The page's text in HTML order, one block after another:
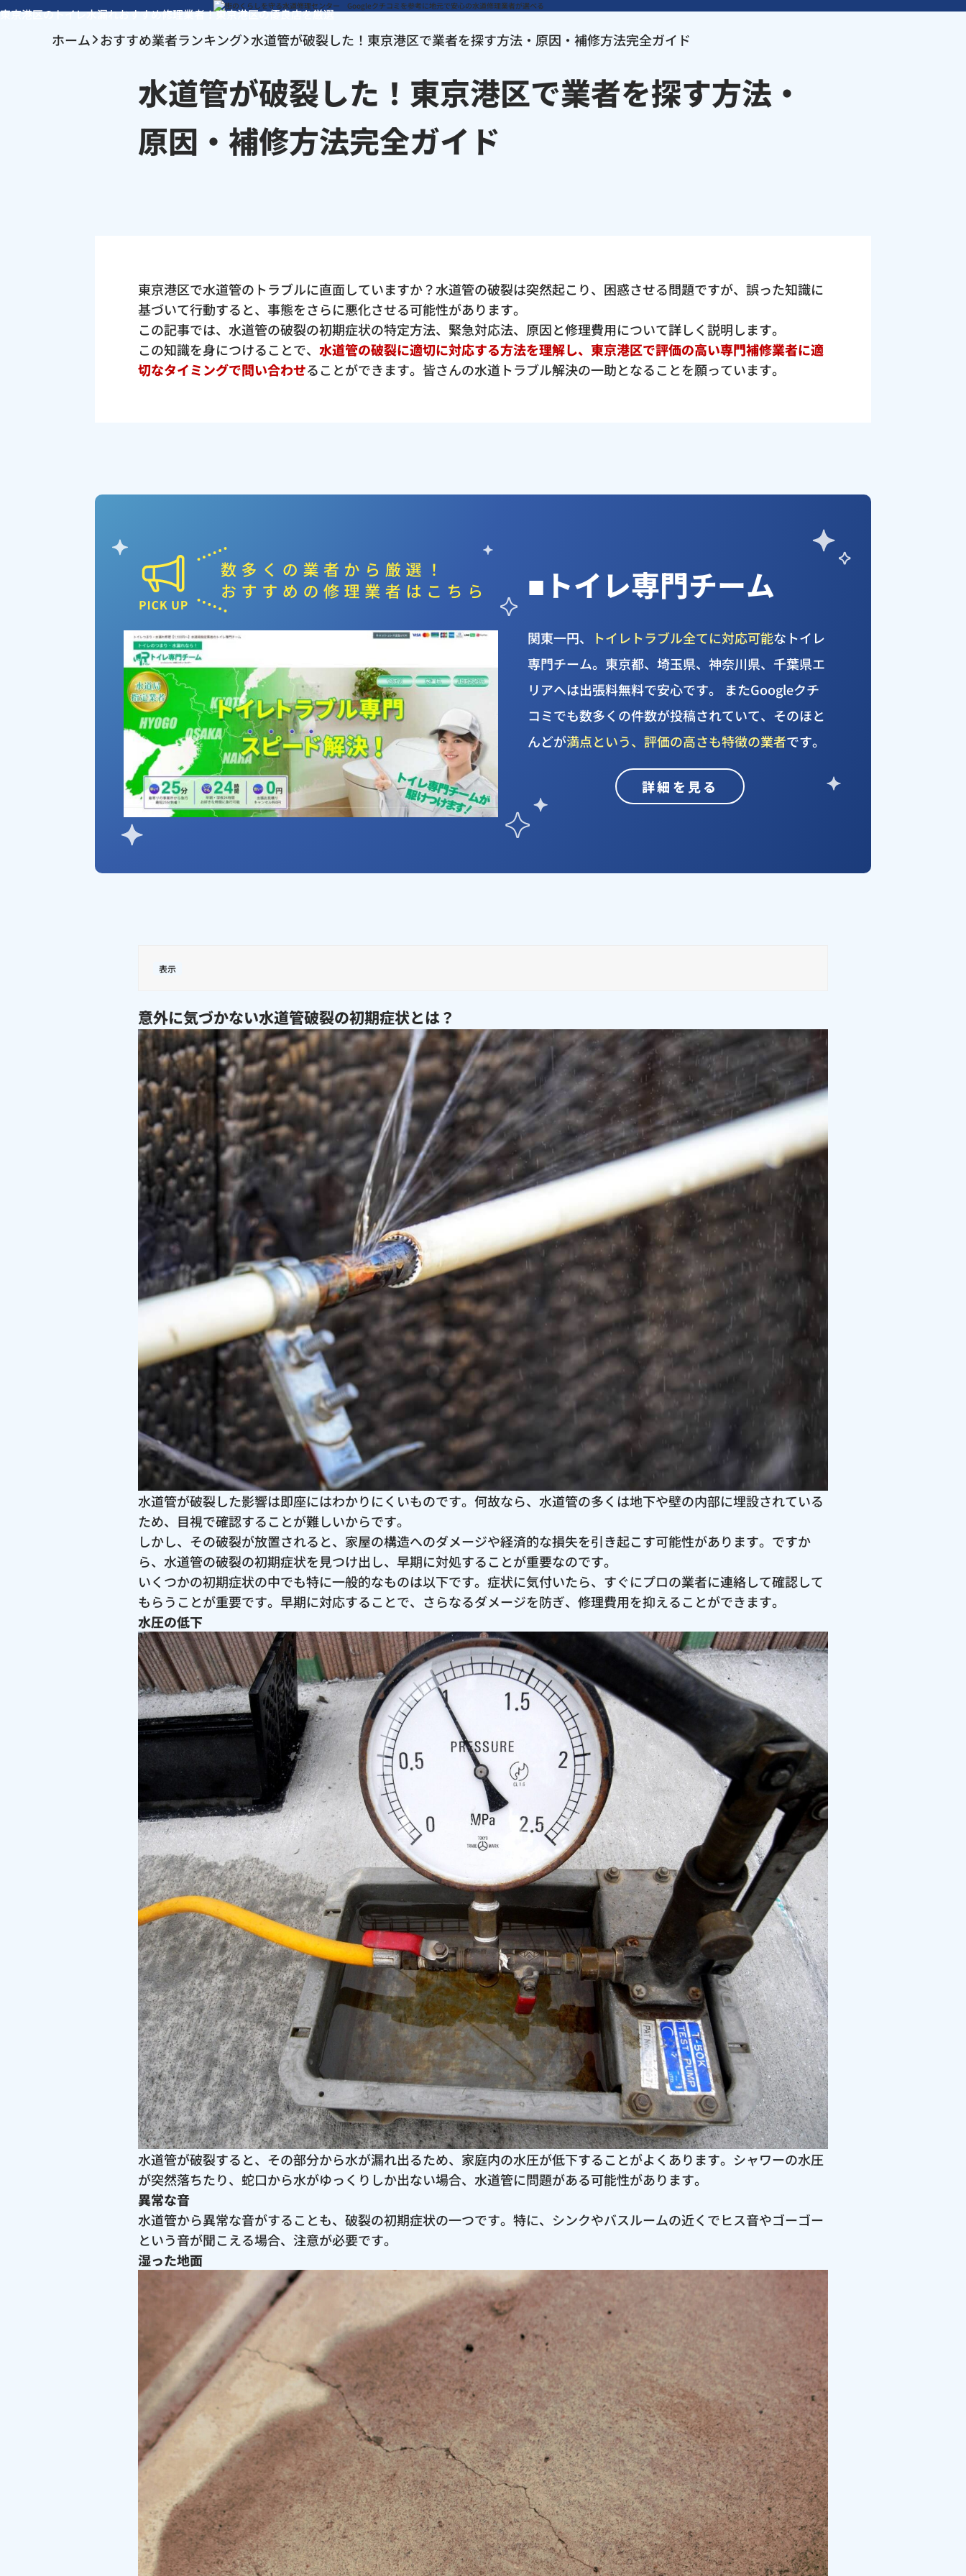
東京港区のトイレ水漏れおすすめ修理業者！東京港区の優良店を厳選
ホーム おすすめ業者ランキング 水道管が破裂した！東京港区で業者を探す方法・原因・補修方法完全ガイド
水道管が破裂した！東京港区で業者を探す方法・
原因・補修方法完全ガイド
東京港区で水道管のトラブルに直面していますか？水道管の破裂は突然起こり、困惑させる問題ですが、誤った知識に
基づいて行動すると、事態をさらに悪化させる可能性があります。
この記事では、水道管の破裂の初期症状の特定方法、緊急対応法、原因と修理費用について詳しく説明します。
この知識を身につけることで、 水道管の破裂に適切に対応する方法を理解し、東京港区で評価の高い専門補修業者に適
切なタイミングで問い合わせることができます。皆さんの水道トラブル解決の一助となることを願っています。
ピックアップ業者
■トイレ専門チーム
関東一円、 トイレトラブル全てに対応可能なトイレ
専門チーム。東京都、埼玉県、神奈川県、千葉県エ
リアへは出張料無料で安心です。 またGoogleクチ
コミでも数多くの件数が投稿されていて、そのほと
んどが満点という、評価の高さも特徴の業者です。
詳細を見る
表示
意外に気づかない水道管破裂の初期症状とは？
水道管が破裂した影響は即座にはわかりにくいものです。何故なら、水道管の多くは地下や壁の内部に埋設されている
ため、目視で確認することが難しいからです。
しかし、その破裂が放置されると、家屋の構造へのダメージや経済的な損失を引き起こす可能性があります。ですか
ら、水道管の破裂の初期症状を見つけ出し、早期に対処することが重要なのです。
いくつかの初期症状の中でも特に一般的なものは以下です。症状に気付いたら、すぐにプロの業者に連絡して確認して
もらうことが重要です。早期に対応することで、さらなるダメージを防ぎ、修理費用を抑えることができます。
水圧の低下
水道管が破裂すると、その部分から水が漏れ出るため、家庭内の水圧が低下することがよくあります。シャワーの水圧
が突然落ちたり、蛇口から水がゆっくりしか出ない場合、水道管に問題がある可能性があります。
異常な音
水道管から異常な音がすることも、破裂の初期症状の一つです。特に、シンクやバスルームの近くでヒス音やゴーゴー
という音が聞こえる場合、注意が必要です。
湿った地面